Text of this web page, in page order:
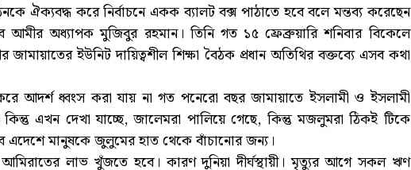
ঐক্যবদ্ধ করে নির্বাচনে একক ব্যালট বক্স পাঠাতে হবে বলে মন্তব্য করেছেন
আমীর অধ্যাপক মুজিবুর রহমান। তিনি গত ১৫ ফ্রেব্রুয়ারি শনিবার বিকেলে
ইউনিট দায়িত্বশীল শিক্ষা বৈঠক প্রধান অতিথির বক্তব্যে এসব কথা
ধ্বংস করা যায় না গত পনেরো বছর জামায়াতে ইসলামী ও ইসলামী
এখন দেখা যাচ্ছে, জালেমরা পালিয়ে গেছে, কিন্তু মজলুমরা ঠিকই টিকে
মানুষকে জুলুমের হাত থেকে বাঁচানোর জন্য।
লাভ খুঁজতে হবে। কারণ দুনিয়া দীর্ঘস্থায়ী। মৃত্যুর আগে সকল ঋণ